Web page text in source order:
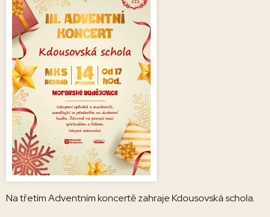
Na třetím Adventním koncertě zahraje Kdousovská schola.